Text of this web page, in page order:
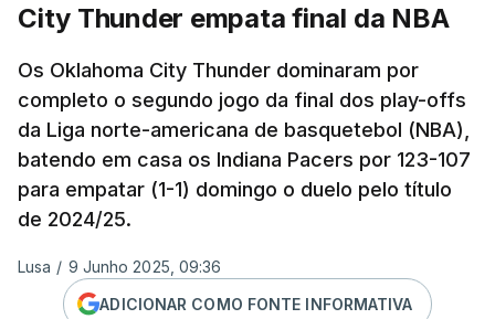
City Thunder empata final da NBA
Os Oklahoma City Thunder dominaram por
completo o segundo jogo da final dos play-offs
da Liga norte-americana de basquetebol (NBA),
batendo em casa os Indiana Pacers por 123-107
para empatar (1-1) domingo o duelo pelo título
de 2024/25.
Lusa / 9 Junho 2025, 09:36
ADICIONAR COMO FONTE INFORMATIVA